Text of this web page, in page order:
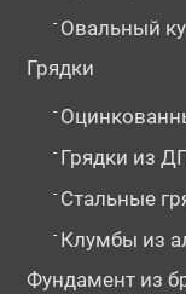
- Овальный
Грядки
-
- Грядки из
- Стальные
- Клумбы из
Фундамент из